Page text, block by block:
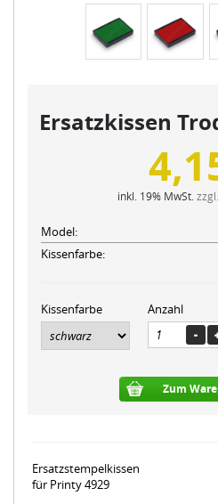
Ersatzkissen
inkl. 19% MwSt.
Model:
Kissenfarbe:
Kissenfarbe Anzahl
Zum
Ersatzstempelkissen
für Printy 4929